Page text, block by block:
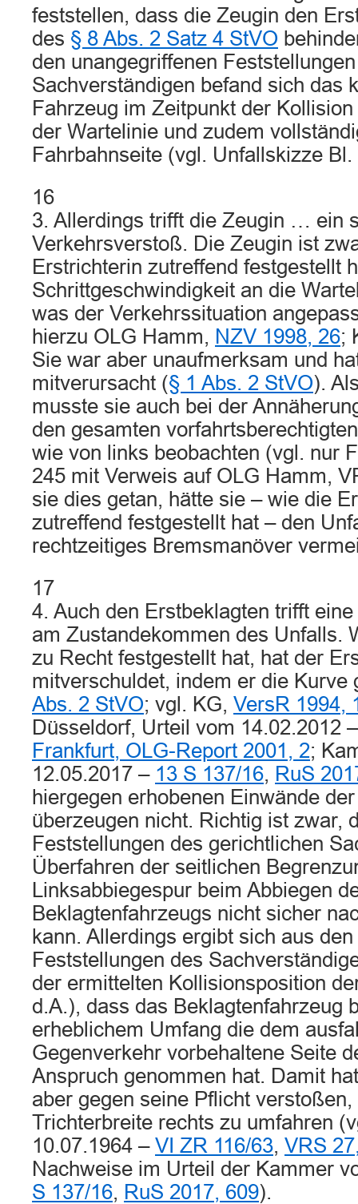
feststellen, dass die Zeugin den
des § 8 Abs. 2 Satz 4 StVO
den unangegriffenen
Sachverständigen befand sich das
Fahrzeug im Zeitpunkt der
der Wartelinie und zudem
Fahrbahnseite (vgl. Unfallskizze
16
3. Allerdings trifft die Zeugin … ein
Verkehrsverstoß. Die Zeugin ist
Erstrichterin zutreffend festgestellt
Schrittgeschwindigkeit an die
was der Verkehrssituation
hierzu OLG Hamm, NZV 1998, 26;
Sie war aber unaufmerksam und
mitverursacht (§ 1 Abs. 2 StVO).
musste sie auch bei der
den gesamten
wie von links beobachten (vgl. nur
245 mit Verweis auf OLG Hamm,
sie dies getan, hätte sie – wie die
zutreffend festgestellt hat – den
rechtzeitiges Bremsmanöver
17
4. Auch den Erstbeklagten trifft
am Zustandekommen des Unfalls.
zu Recht festgestellt hat, hat der
mitverschuldet, indem er die Kurve
Abs. 2 StVO; vgl. KG, VersR 1994,
Düsseldorf, Urteil vom 14.02.2012
Frankfurt, OLG-Report 2001, 2;
12.05.2017 – 13 S 137/16, RuS
hiergegen erhobenen Einwände
überzeugen nicht. Richtig ist zwar,
Feststellungen des gerichtlichen
Überfahren der seitlichen
Linksabbiegespur beim Abbiegen
Beklagtenfahrzeugs nicht sicher
kann. Allerdings ergibt sich aus
Feststellungen des
der ermittelten Kollisionsposition
d.A.), dass das Beklagtenfahrzeug
erheblichem Umfang die dem
Gegenverkehr vorbehaltene Seite
Anspruch genommen hat. Damit
aber gegen seine Pflicht
Trichterbreite rechts zu umfahren
10.07.1964 – VI ZR 116/63, VRS
Nachweise im Urteil der Kammer
S 137/16, RuS 2017, 609).